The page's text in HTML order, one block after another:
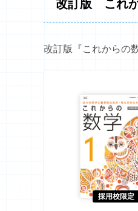
改訂版 これ
改訂版『これからの
採用校限定